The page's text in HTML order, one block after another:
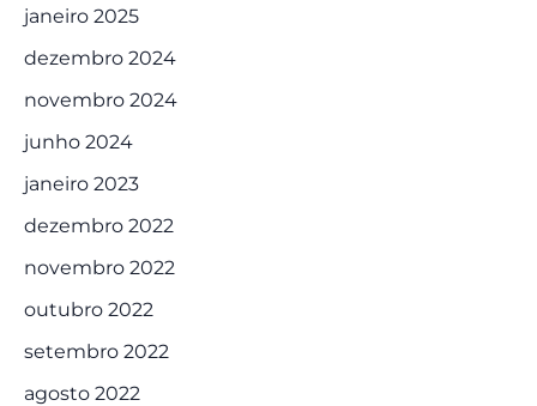
janeiro 2025
dezembro 2024
novembro 2024
junho 2024
janeiro 2023
dezembro 2022
novembro 2022
outubro 2022
setembro 2022
agosto 2022